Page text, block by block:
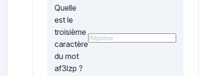
Quelle
est le
troisième
caractère
du mot
af3lzp ?